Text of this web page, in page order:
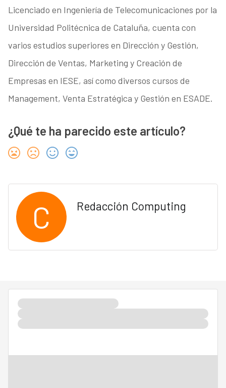
Licenciado en Ingeniería de Telecomunicaciones por la
Universidad Politécnica de Cataluña, cuenta con
varios estudios superiores en Dirección y Gestión,
Dirección de Ventas, Marketing y Creación de
Empresas en IESE, así como diversos cursos de
Management, Venta Estratégica y Gestión en ESADE.
¿Qué te ha parecido este artículo?
C Redacción Computing